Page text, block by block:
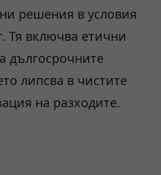
решения в условия
Тя включва етични
дългосрочните
липсва в чистите
на разходите.